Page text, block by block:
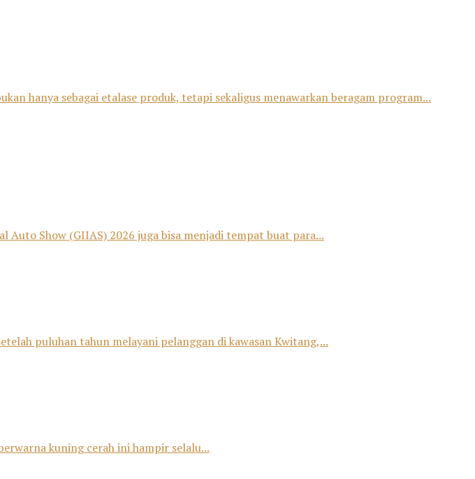
hanya sebagai etalase produk, tetapi sekaligus menawarkan beragam program...
Show (GIIAS) 2026 juga bisa menjadi tempat buat para...
puluhan tahun melayani pelanggan di kawasan Kwitang,...
kuning cerah ini hampir selalu...